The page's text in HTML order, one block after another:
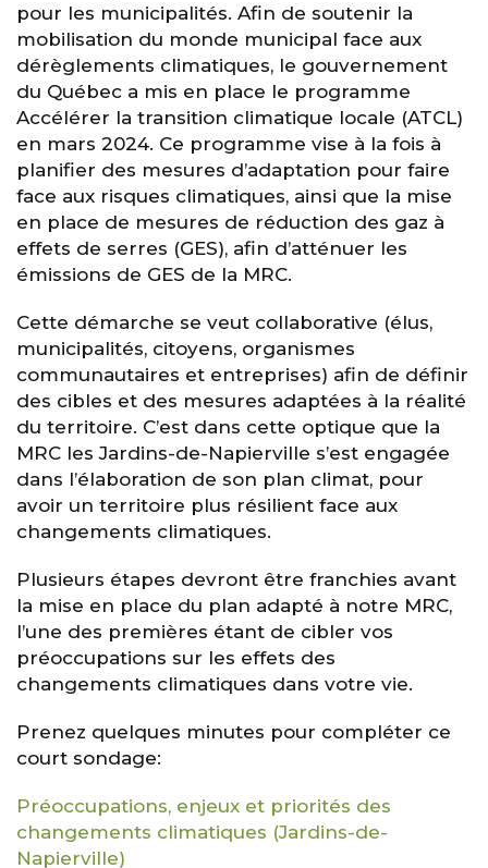
pour les municipalités. Afin de soutenir la
mobilisation du monde municipal face aux
dérèglements climatiques, le gouvernement
du Québec a mis en place le programme
Accélérer la transition climatique locale (ATCL)
en mars 2024. Ce programme vise à la fois à
planifier des mesures d’adaptation pour faire
face aux risques climatiques, ainsi que la mise
en place de mesures de réduction des gaz à
effets de serres (GES), afin d’atténuer les
émissions de GES de la MRC.
Cette démarche se veut collaborative (élus,
municipalités, citoyens, organismes
communautaires et entreprises) afin de définir
des cibles et des mesures adaptées à la réalité
du territoire. C’est dans cette optique que la
MRC les Jardins-de-Napierville s’est engagée
dans l’élaboration de son plan climat, pour
avoir un territoire plus résilient face aux
changements climatiques.
Plusieurs étapes devront être franchies avant
la mise en place du plan adapté à notre MRC,
l’une des premières étant de cibler vos
préoccupations sur les effets des
changements climatiques dans votre vie.
Prenez quelques minutes pour compléter ce
court sondage:
Préoccupations, enjeux et priorités des
changements climatiques (Jardins-de-
Napierville)